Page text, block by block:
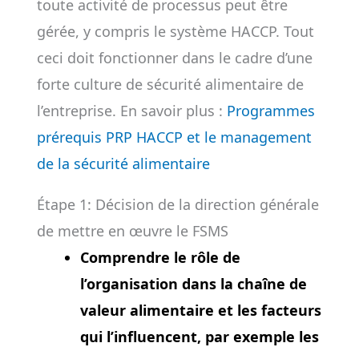
toute activité de processus peut être
gérée, y compris le système HACCP. Tout
ceci doit fonctionner dans le cadre d’une
forte culture de sécurité alimentaire de
l’entreprise. En savoir plus : Programmes
prérequis PRP HACCP et le management
de la sécurité alimentaire
Étape 1: Décision de la direction générale
de mettre en œuvre le FSMS
Comprendre le rôle de
l’organisation dans la chaîne de
valeur alimentaire et les facteurs
qui l’influencent, par exemple les